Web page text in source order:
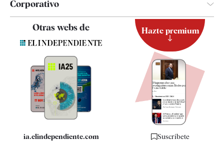
Corporativo
Contacto
Quiénes somos
Especificaciones
Otras webs de
ia.elindependiente.com
Hazte premium
Suscríbete